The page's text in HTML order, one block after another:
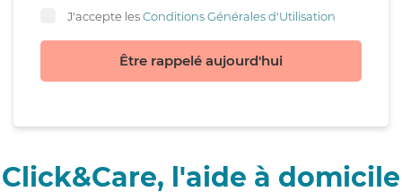
J'accepte lesConditions Générales d'Utilisation
Être rappelé aujourd'hui
Click&Care, l'aide à domicile